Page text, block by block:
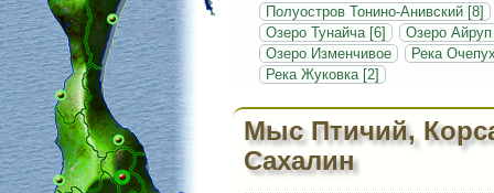
Полуостров Тонино-Анивский [8]
Озеро Тунайча [6]
Озеро Айруп
Озеро Изменчивое
Река
Река Жуковка [2]
Мыс Птичий,
Сахалин